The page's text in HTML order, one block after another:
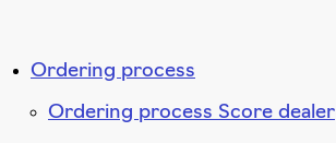
Ordering process
Ordering process Score dealer